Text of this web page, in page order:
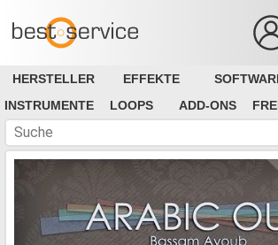
HERSTELLER EFFEKTE
INSTRUMENTE
LOOPS ADD-ONS